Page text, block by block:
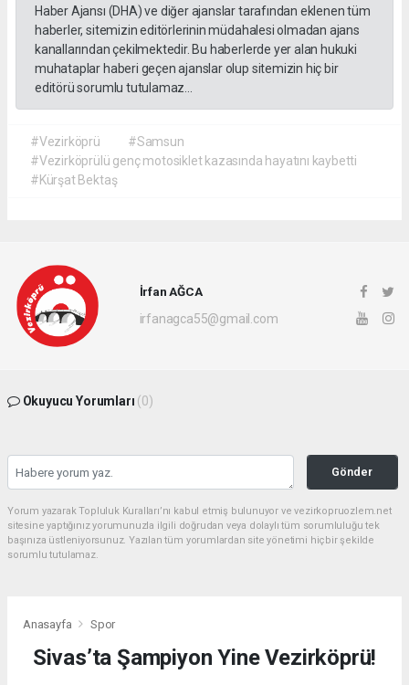
Haber Ajansı (DHA) ve diğer ajanslar tarafından eklenen tüm
haberler, sitemizin editörlerinin müdahalesi olmadan ajans
kanallarından çekilmektedir. Bu haberlerde yer alan hukuki
muhataplar haberi geçen ajanslar olup sitemizin hiç bir
editörü sorumlu tutulamaz...
#Vezirköprü
#Samsun
#Vezirköprülü genç motosiklet kazasında hayatını kaybetti
#Kürşat Bektaş
İrfan AĞCA
irfanagca55@gmail.com
Okuyucu Yorumları (0)
Gönder
Yorum yazarak Topluluk Kuralları’nı kabul etmiş bulunuyor ve vezirkopruozlem.net
sitesine yaptığınız yorumunuzla ilgili doğrudan veya dolaylı tüm sorumluluğu tek
başınıza üstleniyorsunuz. Yazılan tüm yorumlardan site yönetimi hiçbir şekilde
sorumlu tutulamaz.
Anasayfa Spor
Sivas’ta Şampiyon Yine Vezirköprü!